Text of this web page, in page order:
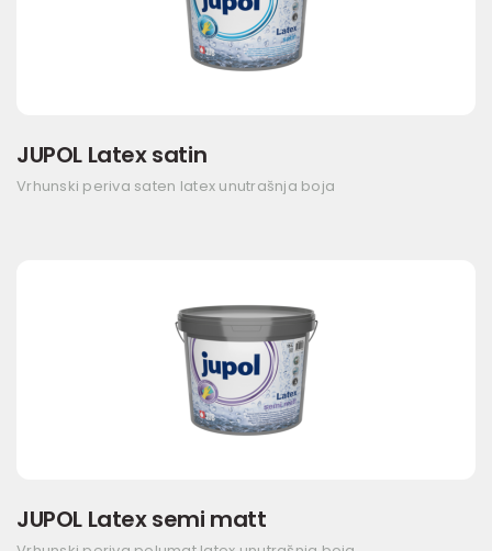
JUPOL Latex satin
Vrhunski periva saten latex unutrašnja boja
JUPOL Latex semi matt